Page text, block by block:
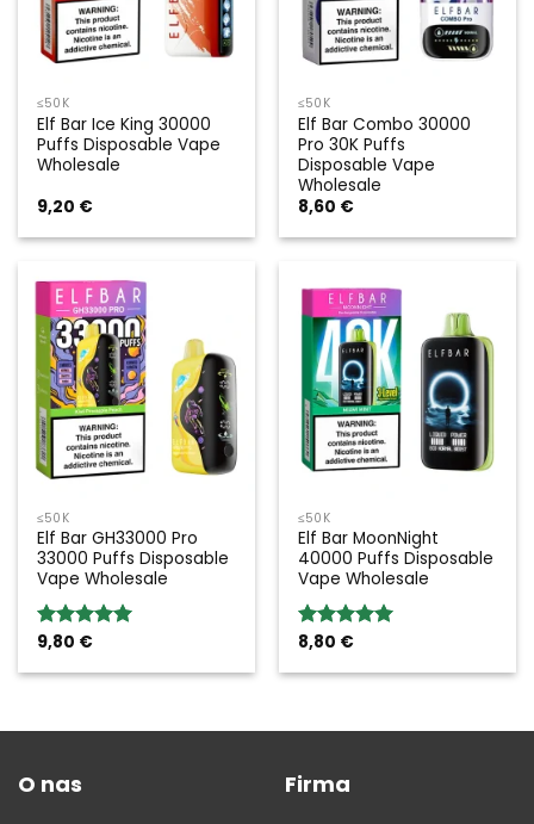
≤50K
Elf Bar Ice King 30000
Puffs Disposable Vape
Wholesale
9,20 €
≤50K
Elf Bar Combo 30000
Pro 30K Puffs
Disposable Vape
Wholesale
8,60 €
≤50K
Elf Bar GH33000 Pro
33000 Puffs Disposable
Vape Wholesale
Rated5.00
9,80 €
≤50K
Elf Bar MoonNight
40000 Puffs Disposable
Vape Wholesale
Rated5.00
8,80 €
O nas Firma